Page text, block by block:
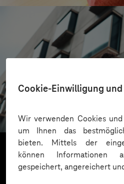
Cookie-Einwilligung
Wir verwenden Cookies
um Ihnen das
bieten. Mittels der
können Informationen
gespeichert, angereichert
CONREN Land AG
Change-Begleitung
Mehr